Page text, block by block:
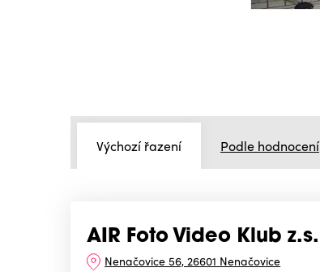
Výchozí řazení Podle hodnocení
AIR Foto Video Klub z.s.
Nenačovice 56, 26601 Nenačovice